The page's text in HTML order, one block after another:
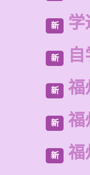
新 学
新
新 福
新 福
新 福